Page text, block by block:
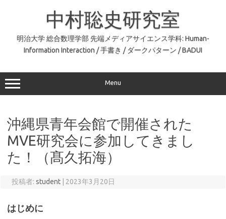
中村聡史研究室
明治大学 総合数理学部 先端メディアサイエンス学科: Human-
Information Interaction / 手書き / ダークパターン / BADUI
Menu
沖縄県青年会館で開催された
MVE研究会に参加してきまし
た！（髙久拓海）
投稿者: student 2023年3月20日
はじめに